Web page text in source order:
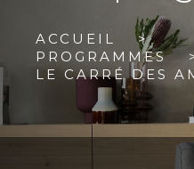
ACCUEIL
PROGRAMMES
LE CARRÉ DES